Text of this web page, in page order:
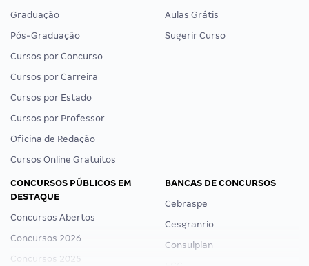
Graduação
Pós-Graduação
Cursos por Concurso
Cursos por Carreira
Cursos por Estado
Cursos por Professor
Oficina de Redação
Cursos Online Gratuitos
Aulas Grátis
Sugerir Curso
CONCURSOS PÚBLICOS EM
DESTAQUE
Concursos Abertos
Concursos 2026
Concursos 2025
BANCAS DE CONCURSOS
Cebraspe
Cesgranrio
Consulplan